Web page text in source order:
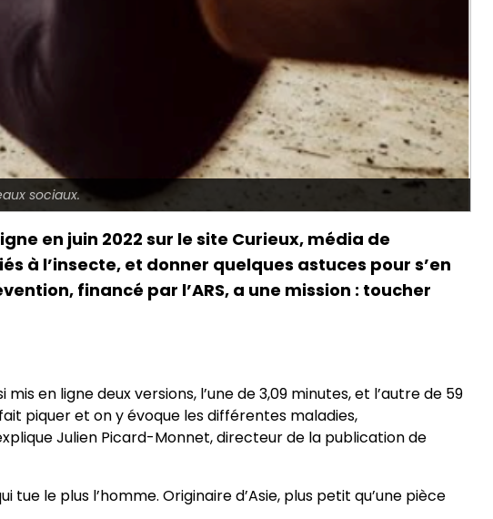
sociaux.
en juin 2022 sur le site Curieux, média de
à l’insecte, et donner quelques astuces pour s’en
financé par l’ARS, a une mission : toucher
mis en ligne deux versions, l’une de 3,09 minutes, et l’autre de 59
piquer et on y évoque les différentes maladies,
Julien Picard-Monnet, directeur de la publication de
le plus l’homme. Originaire d’Asie, plus petit qu’une pièce